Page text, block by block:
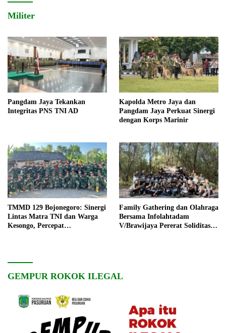
Militer
Pangdam Jaya Tekankan
Integritas PNS TNI AD
Kapolda Metro Jaya dan
Pangdam Jaya Perkuat Sinergi
dengan Korps Marinir
TMMD 129 Bojonegoro: Sinergi
Lintas Matra TNI dan Warga
Kesongo, Percepat
Family Gathering dan Olahraga
Bersama Infolahtadam
V/Brawijaya Pererat Soliditas
GEMPUR ROKOK ILEGAL